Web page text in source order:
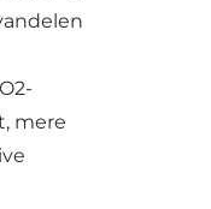
mere